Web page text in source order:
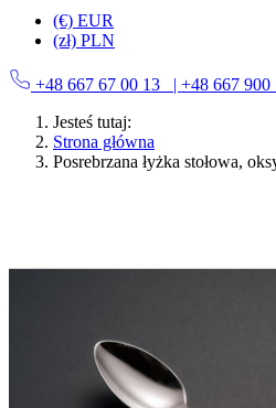
(€) EUR
(zł) PLN
+48 667 67 00 13
| +48 667 900
Jesteś tutaj:
Strona główna
Posrebrzana łyżka stołowa,